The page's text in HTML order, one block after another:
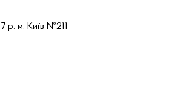
р. м. Київ №211